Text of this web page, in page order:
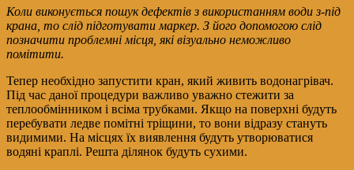
Коли виконується пошук дефектів з використанням води з-під
крана, то слід підготувати маркер. З його допомогою слід
позначити проблемні місця, які візуально неможливо
помітити.
Тепер необхідно запустити кран, який живить водонагрівач.
Під час даної процедури важливо уважно стежити за
теплообмінником і всіма трубками. Якщо на поверхні будуть
перебувати ледве помітні тріщини, то вони відразу стануть
видимими. На місцях їх виявлення будуть утворюватися
водяні краплі. Решта ділянок будуть сухими.